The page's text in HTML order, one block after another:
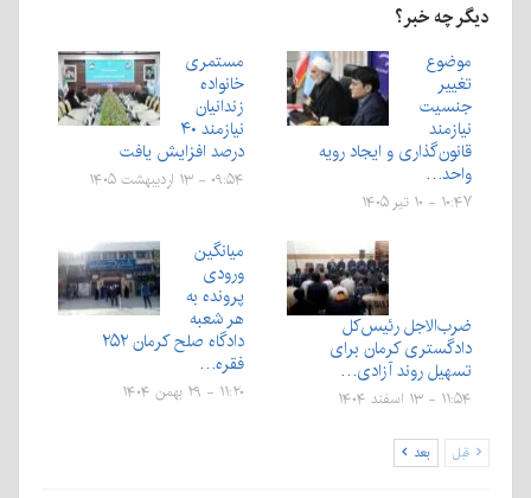
دیگر چه خبر؟
موضوع
تغییر
جنسیت
نیازمند
قانون‌گذاری و ایجاد رویه
واحد…
۱۰:۴۷ - ۱۰ تیر ۱۴۰۵
مستمری
خانواده
زندانیان
نیازمند ۴۰
درصد افزايش یافت
۰۹:۵۴ - ۱۳ اردیبهشت ۱۴۰۵
ضرب‌الاجل رئیس‌کل
دادگستری کرمان برای
تسهیل روند آزادی…
۱۱:۵۴ - ۱۳ اسفند ۱۴۰۴
میانگین
ورودی
پرونده به
هر شعبه
دادگاه صلح کرمان ۲۵۲
فقره…
۱۱:۲۰ - ۲۹ بهمن ۱۴۰۴
قبل بعد